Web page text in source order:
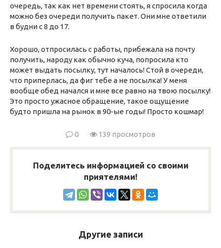
очередь, так как нет времени стоять, я спросила когда
можно без очереди получить пакет. Они мне ответили
в будни с 8 до 17.
Хорошо, отпросилась с работы, прибежала на почту
получить, народу как обычно куча, попросила кто
может выдать посылку, тут началось! Стой в очереди,
что приперлась, да фиг тебе а не посылка! У меня
вообще обед начался и мне все равно на твою посылку!
Это просто ужасное обращение, такое ощущение
будто пришла на рынок в 90-ые годы! Просто кошмар!
0 139 просмотров
Поделитесь информацией со своими
приятелями!
Другие записи